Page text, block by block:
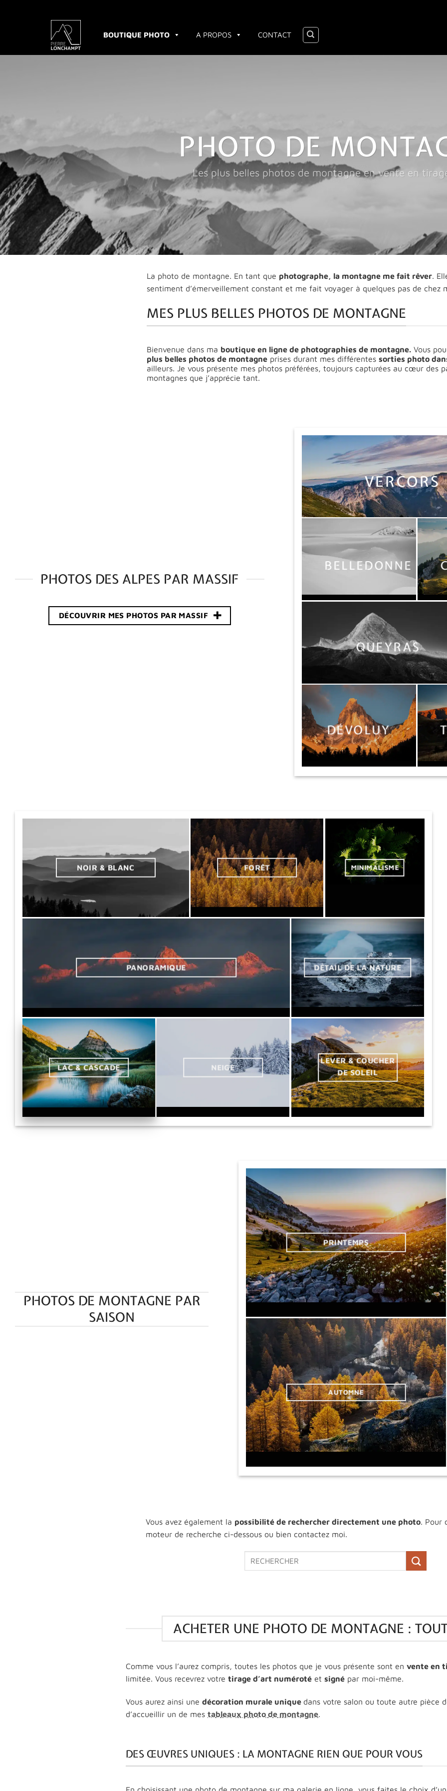
BOUTIQUE PHOTO A PROPOS CONTACT
PHOTO DE
Les plus belles photos de montagne en vente en
La photo de montagne. En tant que photographe, la montagne me fait rêver.
sentiment d’émerveillement constant et me fait voyager à quelques pas de chez
MES PLUS BELLES PHOTOS DE MONTAGNE
Bienvenue dans ma boutique en ligne de photographies de montagne. Vous
plus belles photos de montagne prises durant mes différentessorties photo
ailleurs. Je vous présente mes photos préférées, toujours capturées au cœur des
montagnes que j’apprécie tant.
PHOTOS DES ALPES PAR MASSIF
DÉCOUVRIR MES PHOTOS PAR MASSIF
VERCORS
BELLEDONNE
QUEYRAS
DÉVOLUY
NOIR & BLANC FORÊT MINIMALISME
PANORAMIQUE DÉTAIL DE LA NATURE
LAC & CASCADE NEIGE
LEVER & COUCHER
DE SOLEIL
PHOTOS DE MONTAGNE PAR
SAISON
PRINTEMPS
AUTOMNE
Vous avez également la possibilité de rechercher directement une photo. Pour
moteur de recherche ci-dessous ou bien contactez moi.
Recherche
ACHETER UNE PHOTO DE MONTAGNE :
Comme vous l’aurez compris, toutes les photos que je vous présente sont en vente en
limitée. Vous recevrez votre tirage d’art numéroté et signé par moi-même.
Vous aurez ainsi une décoration murale unique dans votre salon ou toute autre pièce
d’accueillir un de mes tableaux photo de montagne.
DES ŒUVRES UNIQUES : LA MONTAGNE RIEN QUE POUR VOUS